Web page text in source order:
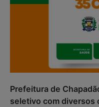
Prefeitura de
seletivo com diversos